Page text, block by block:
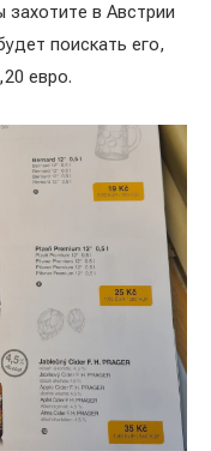
в Австрии
поискать его,
евро.